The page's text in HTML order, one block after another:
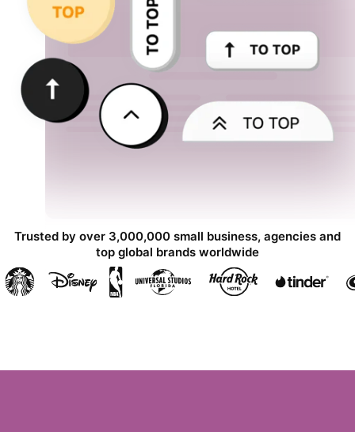
Trusted by over 3,000,000 small business, agencies and
top global brands worldwide